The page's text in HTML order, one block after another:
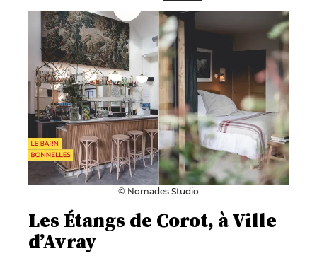
© Nomades Studio
Les Étangs de Corot, à Ville
d’Avray